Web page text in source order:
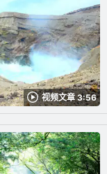
视频文章 3:56